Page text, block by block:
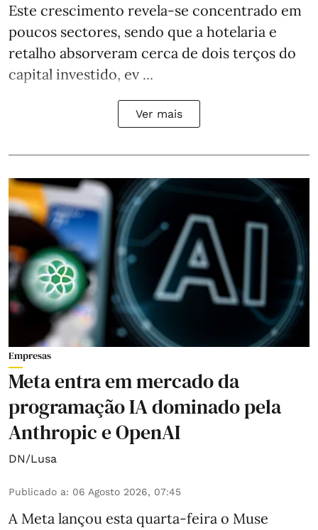
Este crescimento revela-se concentrado em
poucos sectores, sendo que a hotelaria e
retalho absorveram cerca de dois terços do
capital investido, ev ...
Ver mais
Empresas
Meta entra em mercado da
programação IA dominado pela
Anthropic e OpenAI
DN/Lusa
Publicado a: 06 Agosto 2026, 07:45
A Meta lançou esta quarta-feira o Muse